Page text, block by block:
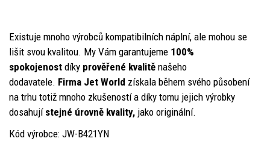
Existuje mnoho výrobců kompatibilních náplní, ale mohou se
lišit svou kvalitou. My Vám garantujeme 100%
spokojenost díky prověřené kvalitě našeho
dodavatele. Firma Jet World získala během svého působení
na trhu totiž mnoho zkušeností a díky tomu jejich výrobky
dosahují stejné úrovně kvality, jako originální.
Kód výrobce: JW-B421YN